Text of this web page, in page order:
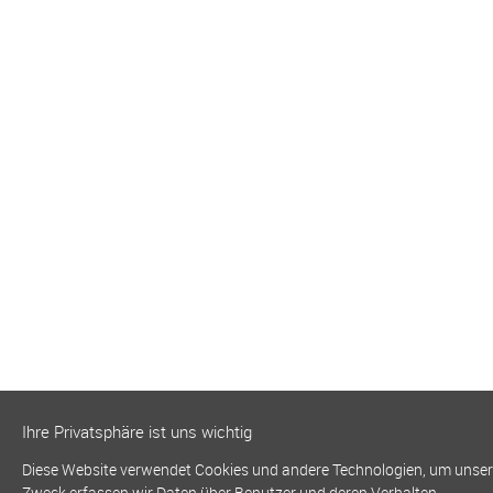
Ihre Privatsphäre ist uns wichtig
Diese Website verwendet Cookies und andere Technologien, um